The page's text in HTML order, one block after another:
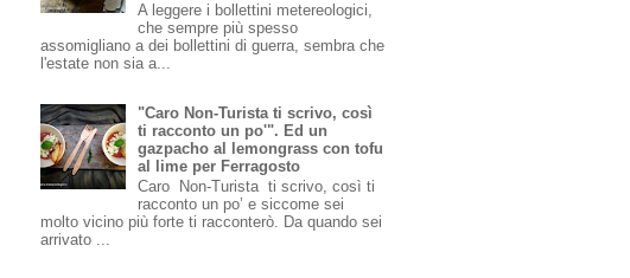
A leggere i bollettini metereologici,
che sempre più spesso
assomigliano a dei bollettini di guerra, sembra che
l'estate non sia a...
"Caro Non-Turista ti scrivo, così
ti racconto un po'". Ed un
gazpacho al lemongrass con tofu
al lime per Ferragosto
Caro Non-Turista ti scrivo, così ti
racconto un po’ e siccome sei
molto vicino più forte ti racconterò. Da quando sei
arrivato ...